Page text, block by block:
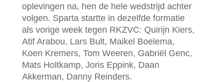
oplevingen na, hen de hele wedstrijd achter
volgen. Sparta startte in dezelfde formatie
als vorige week tegen RKZVC: Quirijn Kiers,
Atif Arabou, Lars Bult, Maikel Boelema,
Koen Kremers, Tom Weeren, Gabriël Genc,
Mats Holtkamp, Joris Eppink, Daan
Akkerman, Danny Reinders.